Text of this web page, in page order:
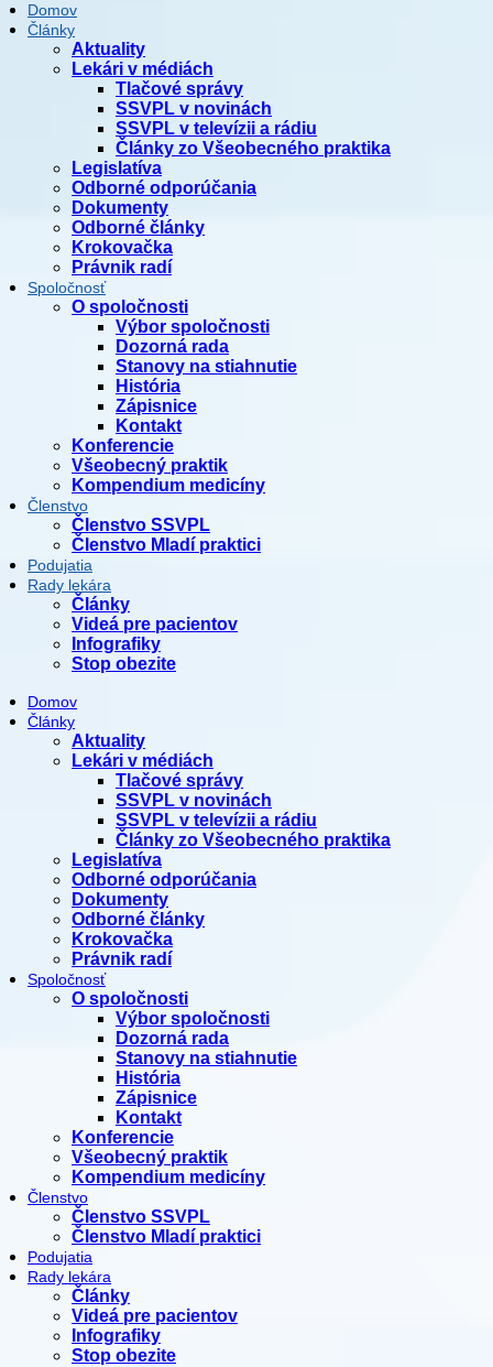
Domov
Články
Aktuality
Lekári v médiách
Tlačové správy
SSVPL v novinách
SSVPL v televízii a rádiu
Články zo Všeobecného praktika
Legislatíva
Odborné odporúčania
Dokumenty
Odborné články
Krokovačka
Právnik radí
Spoločnosť
O spoločnosti
Výbor spoločnosti
Dozorná rada
Stanovy na stiahnutie
História
Zápisnice
Kontakt
Konferencie
Všeobecný praktik
Kompendium medicíny
Členstvo
Členstvo SSVPL
Členstvo Mladí praktici
Podujatia
Rady lekára
Články
Videá pre pacientov
Infografiky
Stop obezite
Domov
Články
Aktuality
Lekári v médiách
Tlačové správy
SSVPL v novinách
SSVPL v televízii a rádiu
Články zo Všeobecného praktika
Legislatíva
Odborné odporúčania
Dokumenty
Odborné články
Krokovačka
Právnik radí
Spoločnosť
O spoločnosti
Výbor spoločnosti
Dozorná rada
Stanovy na stiahnutie
História
Zápisnice
Kontakt
Konferencie
Všeobecný praktik
Kompendium medicíny
Členstvo
Členstvo SSVPL
Členstvo Mladí praktici
Podujatia
Rady lekára
Články
Videá pre pacientov
Infografiky
Stop obezite